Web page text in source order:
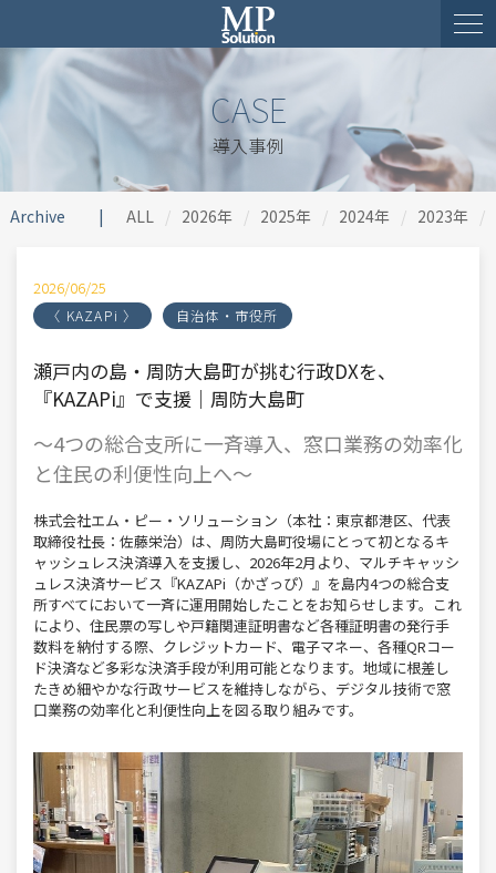
CASE
導入事例
Archive ALL 2026年 2025年 2024年 2023年
2026/06/25
〈 KAZAPi 〉 自治体・市役所
瀬戸内の島・周防大島町が挑む行政DXを、
『KAZAPi』で支援｜周防大島町
～4つの総合支所に一斉導入、窓口業務の効率化
と住民の利便性向上へ～
株式会社エム・ピー・ソリューション（本社：東京都港区、代表
取締役社長：佐藤栄治）は、周防大島町役場にとって初となるキ
ャッシュレス決済導入を支援し、2026年2月より、マルチキャッシ
ュレス決済サービス『KAZAPi（かざっぴ）』を島内4つの総合支
所すべてにおいて一斉に運用開始したことをお知らせします。これ
により、住民票の写しや戸籍関連証明書など各種証明書の発行手
数料を納付する際、クレジットカード、電子マネー、各種QRコー
ド決済など多彩な決済手段が利用可能となります。地域に根差し
たきめ細やかな行政サービスを維持しながら、デジタル技術で窓
口業務の効率化と利便性向上を図る取り組みです。